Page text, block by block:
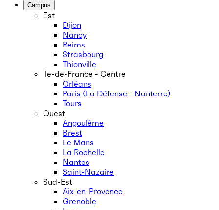
Campus
Est
Dijon
Nancy
Reims
Strasbourg
Thionville
Île-de-France - Centre
Orléans
Paris (La Défense - Nanterre)
Tours
Ouest
Angoulême
Brest
Le Mans
La Rochelle
Nantes
Saint-Nazaire
Sud-Est
Aix-en-Provence
Grenoble